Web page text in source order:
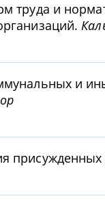
труда и
и